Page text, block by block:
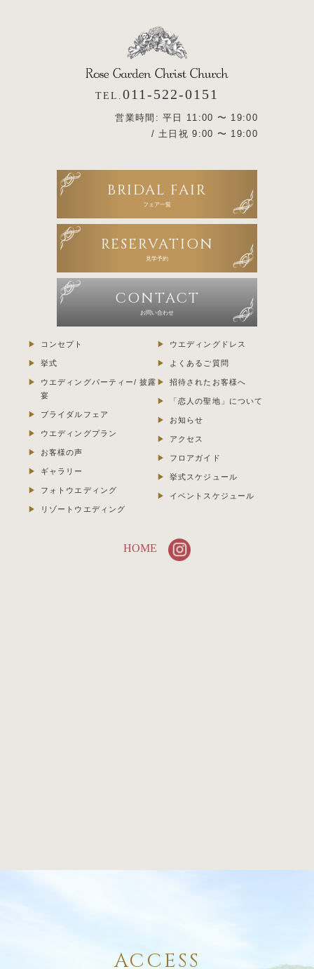
TEL. 011-522-0151
営業時間: 平日 11:00 〜 19:00
/ 土日祝 9:00 〜 19:00
BRIDAL FAIR
フェア一覧
RESERVATION
見学予約
CONTACT
お問い合わせ
コンセプト
挙式
ウエディングパーティー/ 披露
宴
ブライダルフェア
ウエディングプラン
お客様の声
ギャラリー
フォトウエディング
リゾートウエディング
ウエディングドレス
よくあるご質問
招待されたお客様へ
「恋人の聖地」について
お知らせ
アクセス
フロアガイド
挙式スケジュール
イベントスケジュール
HOME
ACCESS